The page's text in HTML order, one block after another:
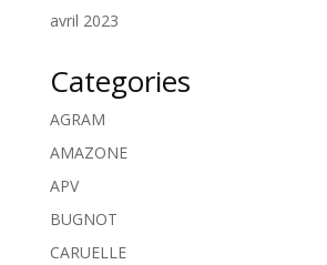
avril 2023
Categories
AGRAM
AMAZONE
APV
BUGNOT
CARUELLE